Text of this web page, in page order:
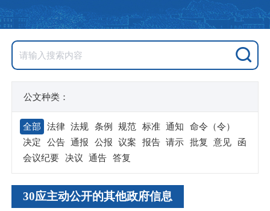
公文种类：
全部 法律 法规 条例 规范 标准 通知
命令（令）
决定
公告 通报 公报 议案 报告 请示 批复 意见
函
会议纪要
决议 通告 答复
30应主动公开的其他政府信息